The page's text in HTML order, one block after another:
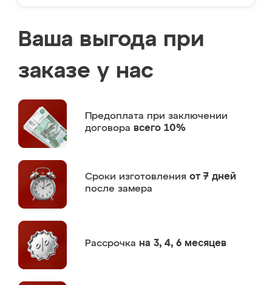
Ваша выгода при
заказе у нас
Предоплата при заключении
договора всего 10%
Сроки изготовления от 7 дней
после замера
Рассрочка на 3, 4, 6 месяцев